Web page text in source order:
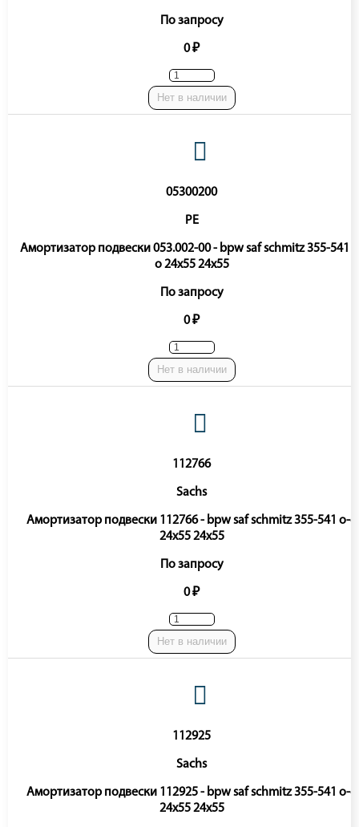
По запросу
0 ₽
Нет в наличии
05300200
PE
Амортизатор подвески 053.002-00 - bpw saf schmitz 355-541
o 24x55 24x55
По запросу
0 ₽
Нет в наличии
112766
Sachs
Амортизатор подвески 112766 - bpw saf schmitz 355-541 o-o
24x55 24x55
По запросу
0 ₽
Нет в наличии
112925
Sachs
Амортизатор подвески 112925 - bpw saf schmitz 355-541 o-o
24x55 24x55